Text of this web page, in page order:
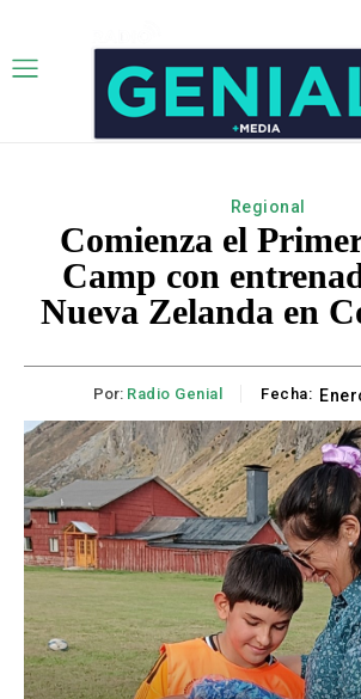
Regional
Comienza el
Camp con
Nueva Zelanda en
Por: Radio Genial Fecha: